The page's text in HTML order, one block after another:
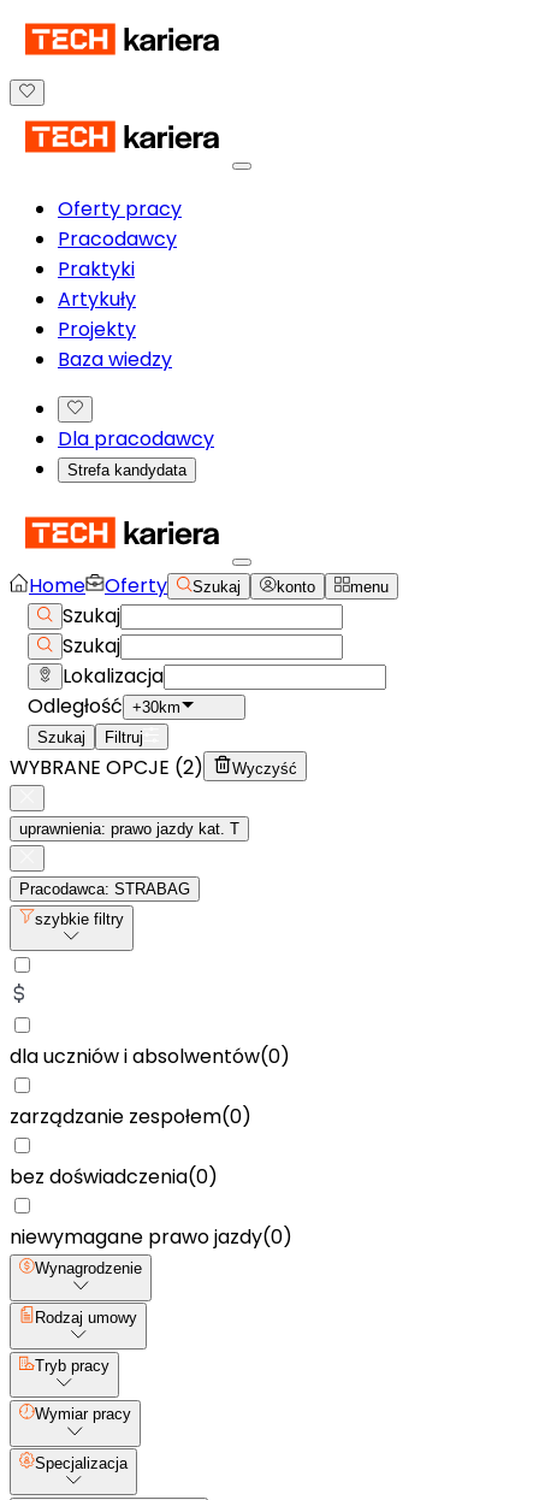
Oferty pracy
Pracodawcy
Praktyki
Artykuły
Projekty
Baza wiedzy
Dla pracodawcy
Strefa kandydata
Home Oferty Szukaj konto menu
Szukaj
Szukaj
Lokalizacja
Odległość +30km
Szukaj
Filtruj
WYBRANE OPCJE (2) Wyczyść
uprawnienia: prawo jazdy kat. T
Pracodawca: STRABAG
szybkie filtry
dla uczniów i absolwentów(0)
zarządzanie zespołem(0)
bez doświadczenia(0)
niewymagane prawo jazdy(0)
Wynagrodzenie
Rodzaj umowy
Tryb pracy
Wymiar pracy
Specjalizacja